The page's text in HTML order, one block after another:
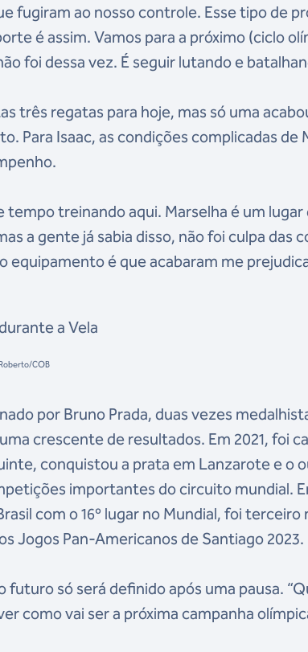
fugiram ao nosso controle. Esse tipo de
é assim. Vamos para a próximo (ciclo
foi dessa vez. É seguir lutando e
três regatas para hoje, mas só uma
Para Isaac, as condições complicadas de
tempo treinando aqui. Marselha é um
a gente já sabia disso, não foi culpa das
equipamento é que acabaram me
COB
por Bruno Prada, duas vezes
crescente de resultados. Em 2021, foi
conquistou a prata em Lanzarote e o
importantes do circuito mundial.
com o 16º lugar no Mundial, foi
Jogos Pan-Americanos de Santiago 2023.
futuro só será definido após uma pausa.
como vai ser a próxima campanha